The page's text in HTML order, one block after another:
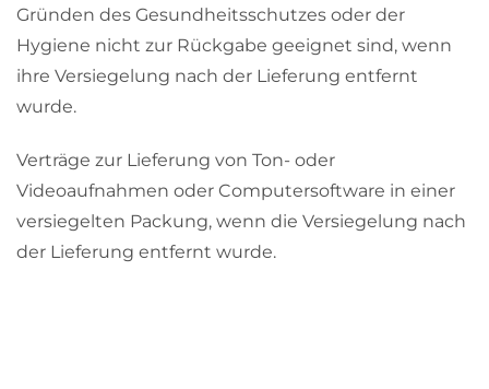
Gründen des Gesundheitsschutzes oder der
Hygiene nicht zur Rückgabe geeignet sind, wenn
ihre Versiegelung nach der Lieferung entfernt
wurde.
Verträge zur Lieferung von Ton- oder
Videoaufnahmen oder Computersoftware in einer
versiegelten Packung, wenn die Versiegelung nach
der Lieferung entfernt wurde.